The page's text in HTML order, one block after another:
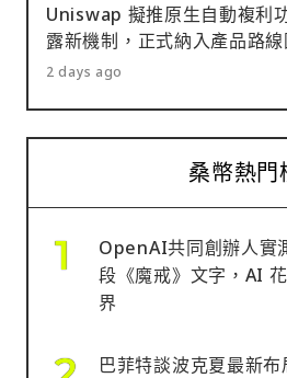
Uniswap 擬推原生自動複利
露新機制，正式納入產品路線
2 days ago
桑幣熱門
OpenAI共同創辦人實
段《魔戒》文字，AI
界
巴菲特談波克夏最新